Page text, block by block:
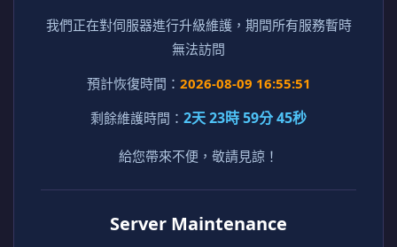
我們正在對伺服器進行升級維護，期間所有服務暫時
無法訪問
預計恢復時間： 2026-08-09 16:55:51
剩餘維護時間： 2天 23時 59分 45秒
給您帶來不便，敬請見諒！
Server Maintenance